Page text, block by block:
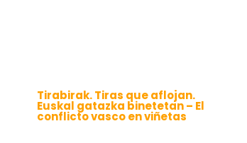
Tirabirak. Tiras que aflojan.
Euskal gatazka binetetan – El
conflicto vasco en viñetas